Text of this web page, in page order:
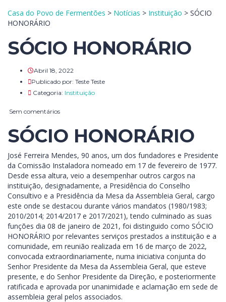
Casa do Povo de Fermentões > Notícias > Instituição > SÓCIO
HONORÁRIO
SÓCIO HONORÁRIO
Abril 18, 2022
Publicado por: Teste Teste
Categoria: Instituição
Sem comentários
SÓCIO HONORÁRIO
José Ferreira Mendes, 90 anos, um dos fundadores e Presidente
da Comissão Instaladora nomeado em 17 de fevereiro de 1977.
Desde essa altura, veio a desempenhar outros cargos na
instituição, designadamente, a Presidência do Conselho
Consultivo e a Presidência da Mesa da Assembleia Geral, cargo
este onde se destacou durante vários mandatos (1980/1983;
2010/2014; 2014/2017 e 2017/2021), tendo culminado as suas
funções dia 08 de janeiro de 2021, foi distinguido como SÓCIO
HONORÁRIO por relevantes serviços prestados a instituição e a
comunidade, em reunião realizada em 16 de março de 2022,
convocada extraordinariamente, numa iniciativa conjunta do
Senhor Presidente da Mesa da Assembleia Geral, que esteve
presente, e do Senhor Presidente da Direção, e posteriormente
ratificada e aprovada por unanimidade e aclamação em sede de
assembleia geral pelos associados.